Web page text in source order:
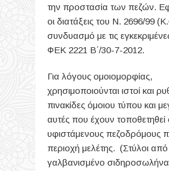
την προστασία των πεζών.
οι διατάξεις του Ν. 2696/99
συνδυασμό με τις
ΦΕΚ 2221 Β΄/30-7-2012.
Για λόγους ομοιομορφίας,
χρησιμοποιούνται ιστοί και
πινακίδες όμοιου τύπου και
αυτές που έχουν τοποθετηθεί
υφιστάμενους πεζοδρόμους
περιοχή μελέτης. (Στύλοι από
γαλβανισμένο σιδηροσωλήνα